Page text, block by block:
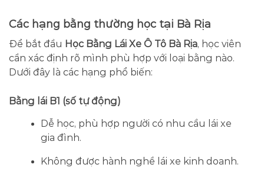
Các hạng bằng thường học tại Bà Rịa
Để bắt đầu Học Bằng Lái Xe Ô Tô Bà Rịa, học viên
cần xác định rõ mình phù hợp với loại bằng nào.
Dưới đây là các hạng phổ biến:
Bằng lái B1 (số tự động)
Dễ học, phù hợp người có nhu cầu lái xe
gia đình.
Không được hành nghề lái xe kinh doanh.